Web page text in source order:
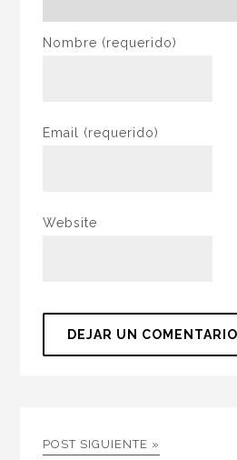
Nombre (requerido)
Email (requerido)
Website
POST SIGUIENTE »